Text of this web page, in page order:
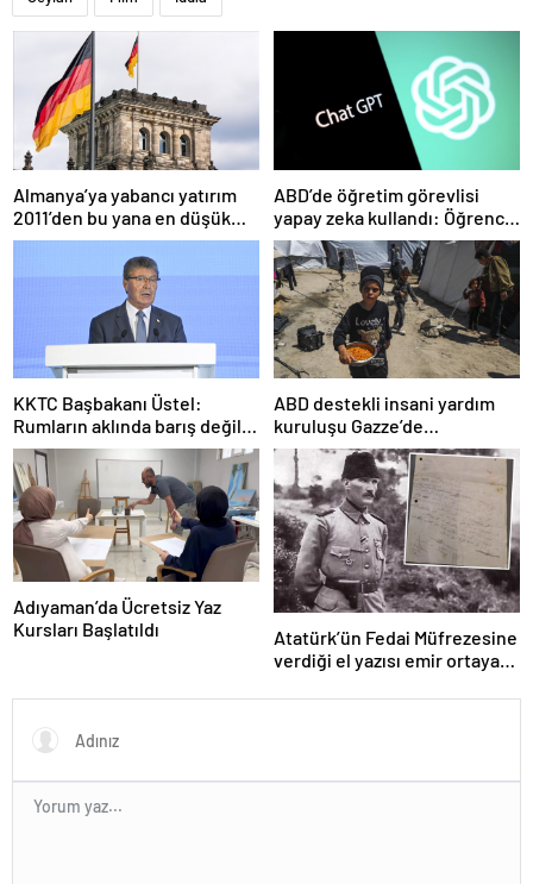
Almanya’ya yabancı yatırım
2011’den bu yana en düşük
seviyede
ABD’de öğretim görevlisi
yapay zeka kullandı: Öğrenci
ders ücretini geri istedi
KKTC Başbakanı Üstel:
Rumların aklında barış değil
savaş var
ABD destekli insani yardım
kuruluşu Gazze’de
faaliyetlerini başlatacağını
duyurdu
Adıyaman’da Ücretsiz Yaz
Kursları Başlatıldı
Atatürk’ün Fedai Müfrezesine
verdiği el yazısı emir ortaya